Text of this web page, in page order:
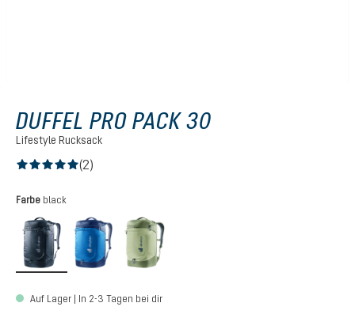
DUFFEL PRO PACK 30
Lifestyle Rucksack
(2)
Farbeauswählen
black
black neptune-nightblue
mineral-grove
Auf Lager | In 2-3 Tagen bei dir